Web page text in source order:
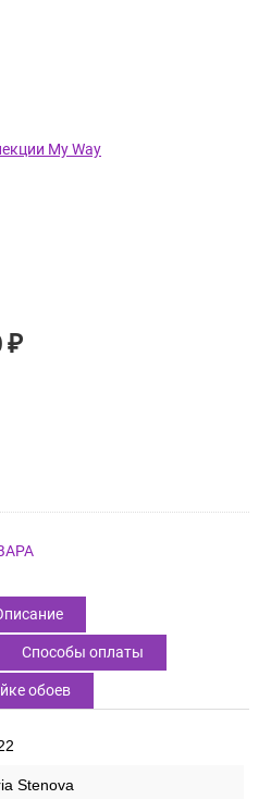
My Way
₽
Способы оплаты
обоев
Stenova